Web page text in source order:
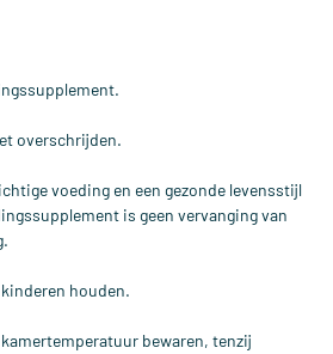
overschrijden.
voeding en een gezonde levensstijl
is geen vervanging van
houden.
bewaren, tenzij